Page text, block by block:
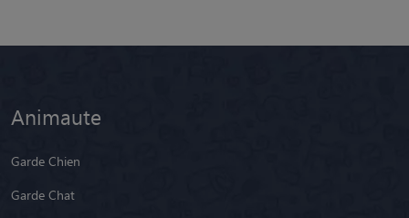
Animaute
Garde Chien
Garde Chat